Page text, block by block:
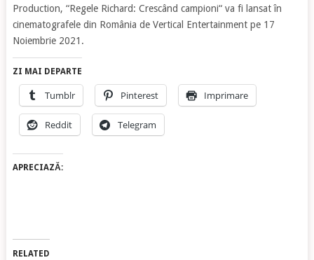
Production, “Regele Richard: Crescând campioni“ va fi lansat în
cinematografele din România de Vertical Entertainment pe 17
Noiembrie 2021.
ZI MAI DEPARTE
Tumblr Pinterest Imprimare
Reddit Telegram
APRECIAZĂ:
RELATED